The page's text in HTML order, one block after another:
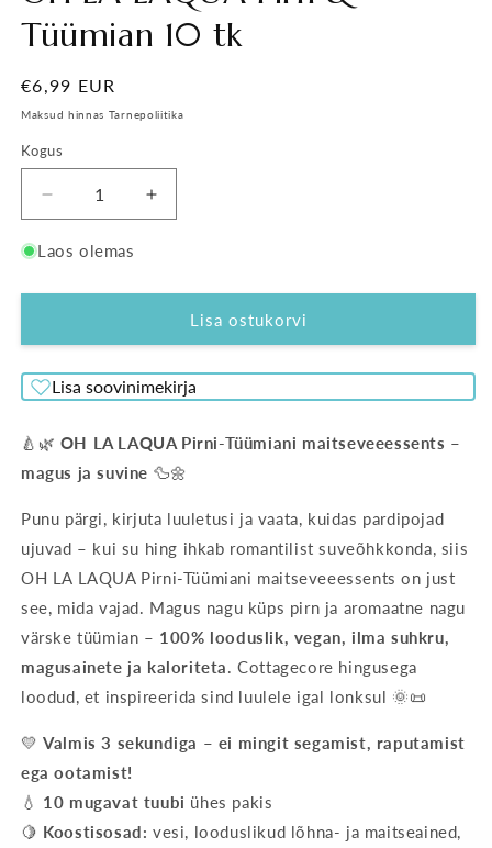
Tüümian 10 tk
Tavahind
€6,99 EUR
Maksud hinnas Tarnepoliitika
Kogus
Vähenda
OH
LA
Pirn
Tüümian
tk
Suurenda
OH
Pirn
&amp;
Tüümian
tk
Laos olemas
Lisa ostukorvi
Lisa soovinimekirja
🍐🌿 OH LA LAQUA Pirni-Tüümiani maitseveeessents –
magus ja suvine 🦆🌼
Punu pärgi, kirjuta luuletusi ja vaata, kuidas pardipojad
ujuvad – kui su hing ihkab romantilist suveõhkkonda, siis
OH LA LAQUA Pirni-Tüümiani maitseveeessents on just
see, mida vajad. Magus nagu küps pirn ja aromaatne nagu
värske tüümian – 100% looduslik, vegan, ilma suhkru,
magusainete ja kaloriteta. Cottagecore hingusega
loodud, et inspireerida sind luulele igal lonksul 🌞📜
💛Valmis 3 sekundiga – ei mingit segamist, raputamist
ega ootamist!
💧 10 mugavat tuubi ühes pakis
🍋 Koostisosad: vesi, looduslikud lõhna- ja maitseained,